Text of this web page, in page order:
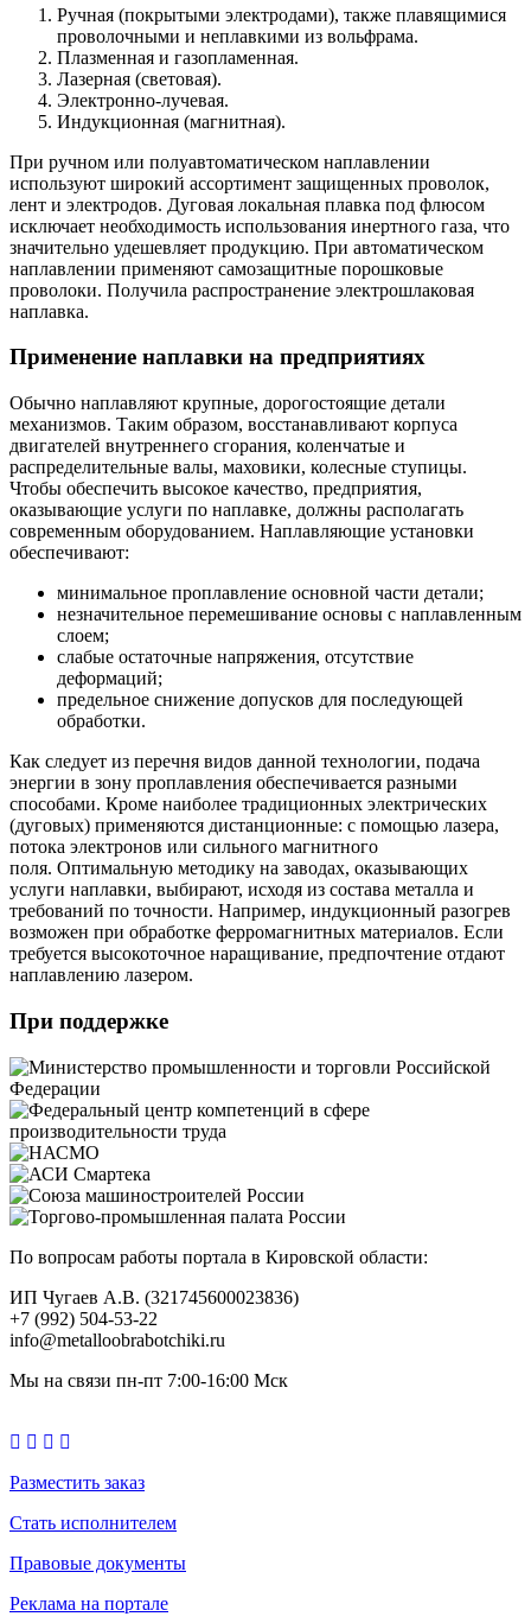
Ручная (покрытыми электродами), также плавящимися
проволочными и неплавкими из вольфрама.
Плазменная и газопламенная.
Лазерная (световая).
Электронно-лучевая.
Индукционная (магнитная).
При ручном или полуавтоматическом наплавлении
используют широкий ассортимент защищенных проволок,
лент и электродов. Дуговая локальная плавка под флюсом
исключает необходимость использования инертного газа, что
значительно удешевляет продукцию. При автоматическом
наплавлении применяют самозащитные порошковые
проволоки. Получила распространение электрошлаковая
наплавка.
Применение наплавки на предприятиях
Обычно наплавляют крупные, дорогостоящие детали
механизмов. Таким образом, восстанавливают корпуса
двигателей внутреннего сгорания, коленчатые и
распределительные валы, маховики, колесные ступицы.
Чтобы обеспечить высокое качество, предприятия,
оказывающие услуги по наплавке, должны располагать
современным оборудованием. Наплавляющие установки
обеспечивают:
минимальное проплавление основной части детали;
незначительное перемешивание основы с наплавленным
слоем;
слабые остаточные напряжения, отсутствие
деформаций;
предельное снижение допусков для последующей
обработки.
Как следует из перечня видов данной технологии, подача
энергии в зону проплавления обеспечивается разными
способами. Кроме наиболее традиционных электрических
(дуговых) применяются дистанционные: с помощью лазера,
потока электронов или сильного магнитного
поля. Оптимальную методику на заводах, оказывающих
услуги наплавки, выбирают, исходя из состава металла и
требований по точности. Например, индукционный разогрев
возможен при обработке ферромагнитных материалов. Если
требуется высокоточное наращивание, предпочтение отдают
наплавлению лазером.
При поддержке
По вопросам работы портала в Кировской области:
ИП Чугаев А.В. (321745600023836)
+7 (992) 504-53-22
info@metalloobrabotchiki.ru
Мы на связи пн-пт 7:00-16:00 Мск
Разместить заказ
Стать исполнителем
Правовые документы
Реклама на портале